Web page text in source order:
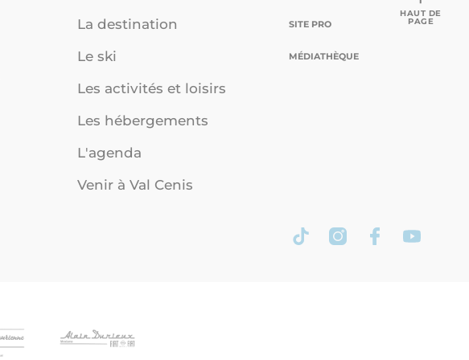
La destination
Le ski
Les activités et loisirs
Les hébergements
L'agenda
Venir à Val Cenis
SITE PRO
MÉDIATHÈQUE
HAUT DE
PAGE